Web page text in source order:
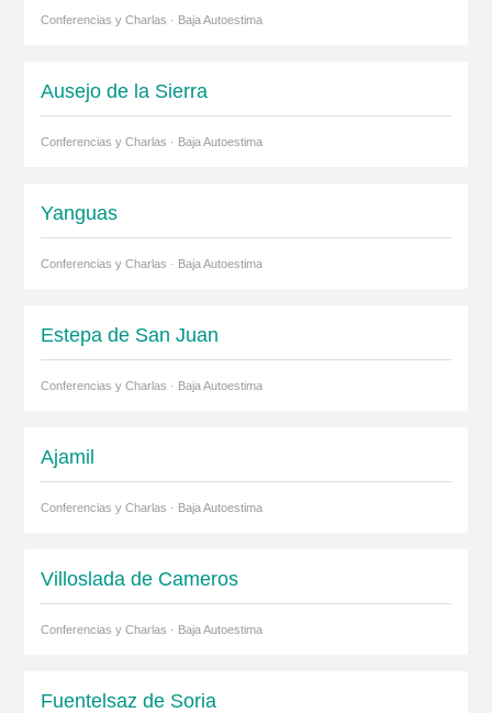
Conferencias y Charlas · Baja Autoestima
Ausejo de la Sierra
Conferencias y Charlas · Baja Autoestima
Yanguas
Conferencias y Charlas · Baja Autoestima
Estepa de San Juan
Conferencias y Charlas · Baja Autoestima
Ajamil
Conferencias y Charlas · Baja Autoestima
Villoslada de Cameros
Conferencias y Charlas · Baja Autoestima
Fuentelsaz de Soria